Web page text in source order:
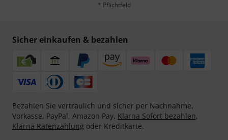
* Pflichtfeld
Sicher einkaufen & bezahlen
Bezahlen Sie vertraulich und sicher per Nachnahme,
Vorkasse, PayPal, Amazon Pay, Klarna Sofort bezahlen,
Klarna Ratenzahlung oder Kreditkarte.